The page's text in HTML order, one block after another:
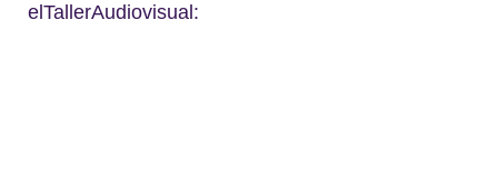
elTallerAudiovisual: